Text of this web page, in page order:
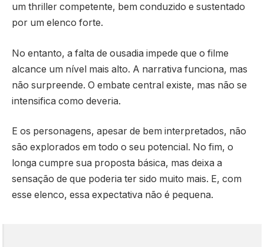
um thriller competente, bem conduzido e sustentado
por um elenco forte.
No entanto, a falta de ousadia impede que o filme
alcance um nível mais alto. A narrativa funciona, mas
não surpreende. O embate central existe, mas não se
intensifica como deveria.
E os personagens, apesar de bem interpretados, não
são explorados em todo o seu potencial. No fim, o
longa cumpre sua proposta básica, mas deixa a
sensação de que poderia ter sido muito mais. E, com
esse elenco, essa expectativa não é pequena.